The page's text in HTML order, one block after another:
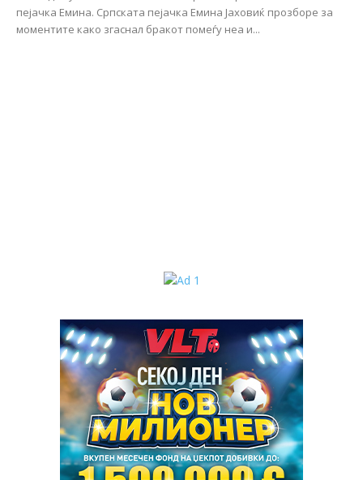
пејачка Емина. Српската пејачка Емина Јаховиќ прозборе за
моментите како згаснал бракот помеѓу неа и...